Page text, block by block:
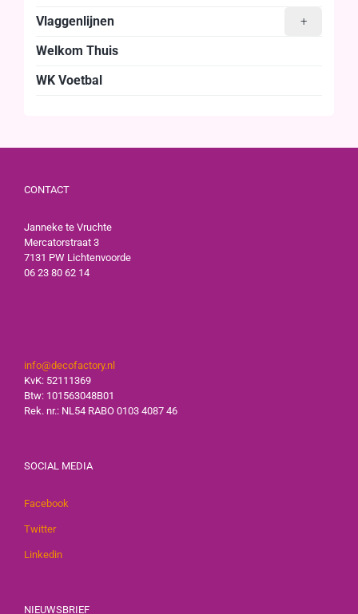
+
Vlaggenlijnen
Welkom Thuis
WK Voetbal
CONTACT
Janneke te Vruchte
Mercatorstraat 3
7131 PW Lichtenvoorde
06 23 80 62 14
info@decofactory.nl
KvK: 52111369
Btw: 101563048B01
Rek. nr.: NL54 RABO 0103 4087 46
SOCIAL MEDIA
Facebook
Twitter
Linkedin
NIEUWSBRIEF